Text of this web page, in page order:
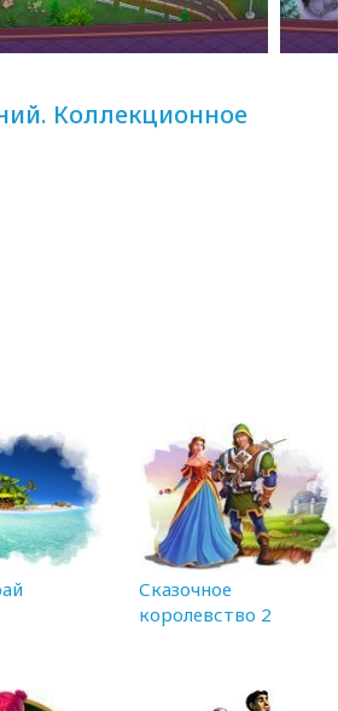
Коллекционное
Сказочное
королевство 2